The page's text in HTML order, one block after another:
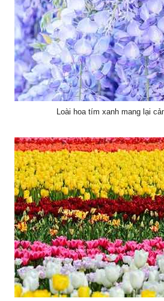
Loài hoa tím xanh mang lại